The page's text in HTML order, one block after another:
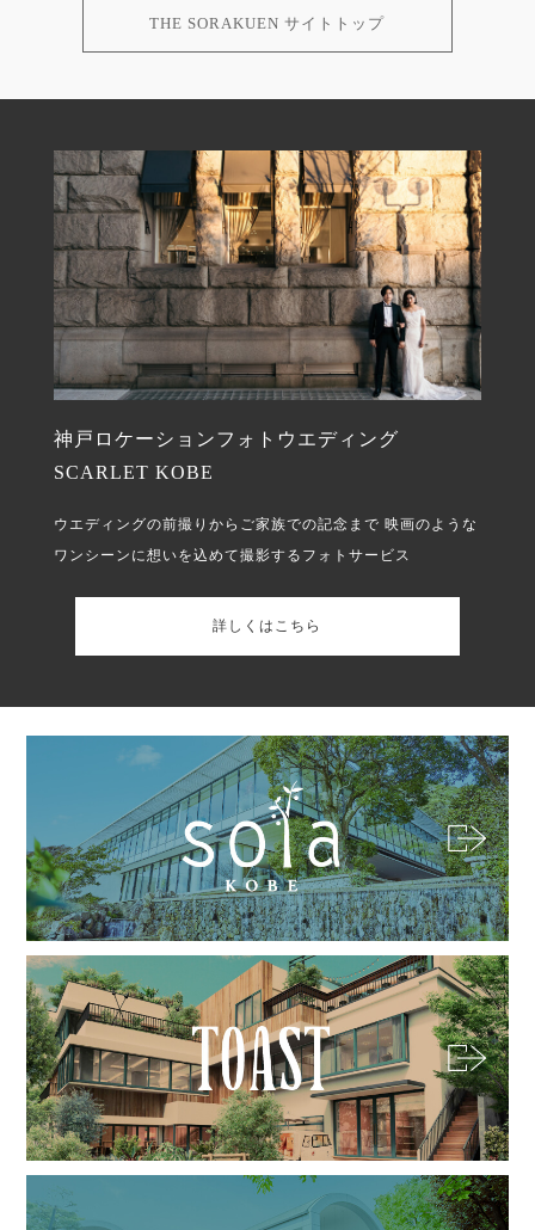
THE SORAKUEN サイトトップ
神戸ロケーションフォトウエディング
SCARLET KOBE
ウエディングの前撮りからご家族での記念まで 映画のような
ワンシーンに想いを込めて撮影するフォトサービス
詳しくはこちら